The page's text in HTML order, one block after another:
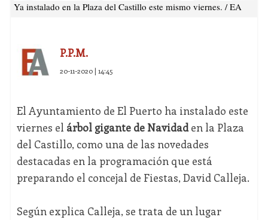
Ya instalado en la Plaza del Castillo este mismo viernes. / EA
P.P.M.
20-11-2020 | 14:45
El Ayuntamiento de El Puerto ha instalado este
viernes el árbol gigante de Navidaden la Plaza
del Castillo, como una de las novedades
destacadas en la programación que está
preparando el concejal de Fiestas, David Calleja.
Según explica Calleja, se trata de un lugar